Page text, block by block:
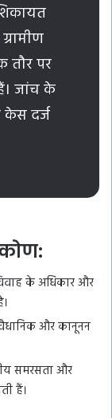
तौर पर
जांच के
केस दर्ज
के अधिकार और
और कानूनन
समरसता और
हैं।